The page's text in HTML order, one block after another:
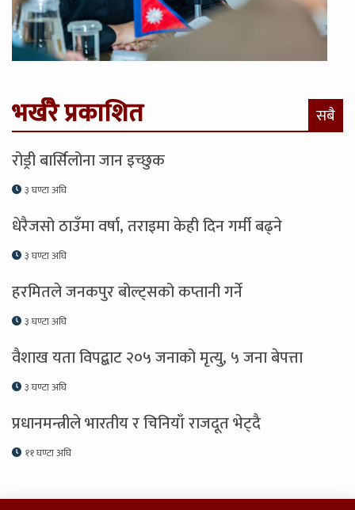
भर्खरै प्रकाशित सबै
रोड्री बार्सिलोना जान इच्छुक
३ घण्टा अघि
धेरैजसो ठाउँमा वर्षा, तराइमा केही दिन गर्मी बढ्ने
३ घण्टा अघि
हरमितले जनकपुर बोल्ट्सको कप्तानी गर्ने
३ घण्टा अघि
वैशाख यता विपद्बाट २०५ जनाको मृत्यु, ५ जना बेपत्ता
३ घण्टा अघि
प्रधानमन्त्रीले भारतीय र चिनियाँ राजदूत भेट्दै
११ घण्टा अघि